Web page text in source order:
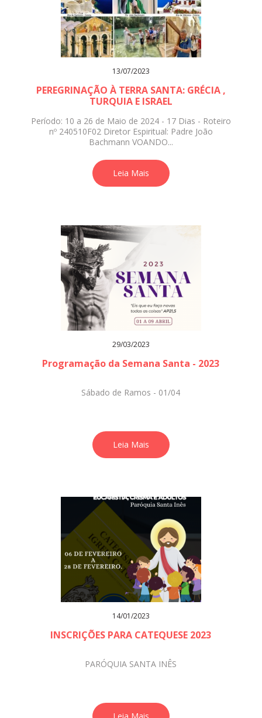
13/07/2023
PEREGRINAÇÃO À TERRA SANTA: GRÉCIA ,
TURQUIA E ISRAEL
Período: 10 a 26 de Maio de 2024 - 17 Dias - Roteiro
nº 240510F02 Diretor Espiritual: Padre João
Bachmann VOANDO...
Leia Mais
29/03/2023
Programação da Semana Santa - 2023
Sábado de Ramos - 01/04
Leia Mais
14/01/2023
INSCRIÇÕES PARA CATEQUESE 2023
PARÓQUIA SANTA INÊS